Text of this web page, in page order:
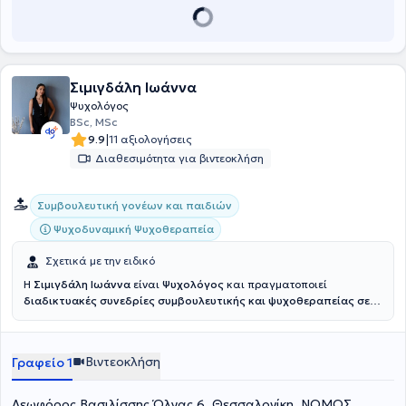
Σιμιγδάλη Ιωάννα
Ψυχολόγος
BSc, MSc
9.9|11 αξιολογήσεις
Διαθεσιμότητα για βιντεοκλήση
Συμβουλευτική γονέων και παιδιών
Ψυχοδυναμική Ψυχοθεραπεία
Σχετικά με την ειδικό
Η Σιμιγδάλη Ιωάννα είναι Ψυχολόγος και πραγματοποιεί
διαδικτυακές συνεδρίες συμβουλευτικής και ψυχοθεραπείας σε
Ιωαννίνων (2022), με άδεια ασκήσεως επαγγέλματος. Είναι
του τμήματος Ιατρικής του Αριστοτελείου Πανεπιστημίου
Θεσσαλονίκης (2025) και έχει ολοκληρώσει τριετές εκπαιδευτικό
πρόγραμμα στην Ψυχοδυναμική Προσέγγιση (2022–2025),
Γραφείο 1 Βιντεοκλήση